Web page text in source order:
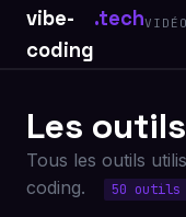
vibe-
coding
.tech
Les outils
Tous les outils
coding.
50 outils